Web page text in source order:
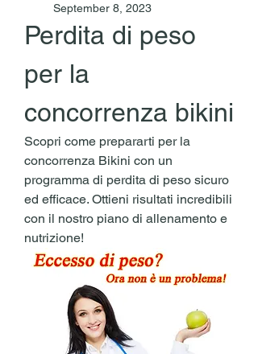
September 8, 2023
Perdita di peso
per la
concorrenza bikini
Scopri come prepararti per la
concorrenza Bikini con un
programma di perdita di peso sicuro
ed efficace. Ottieni risultati incredibili
con il nostro piano di allenamento e
nutrizione!